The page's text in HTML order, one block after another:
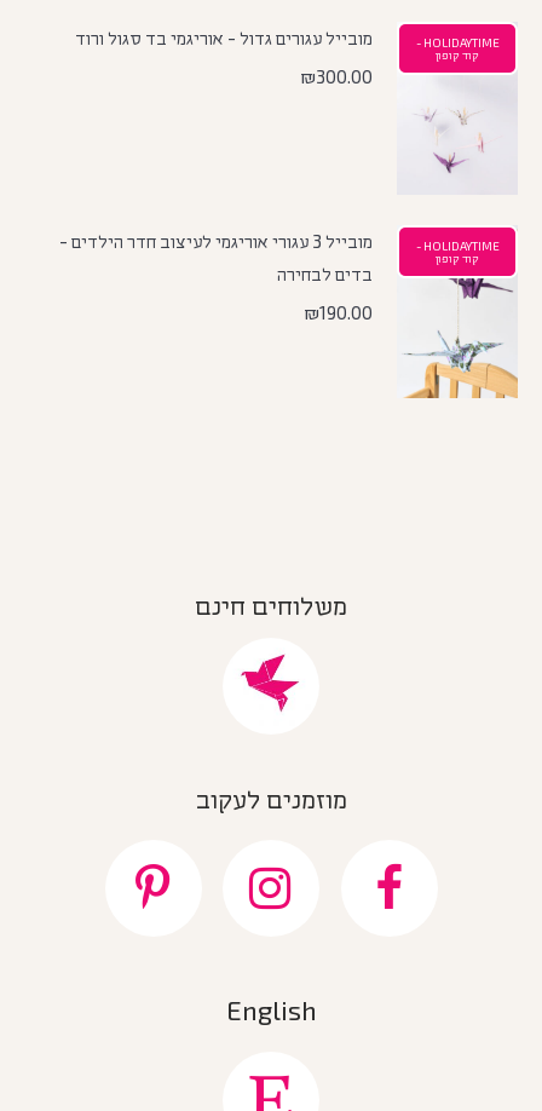
HOLIDAYTIME -
קוד קופון
מובייל עגורים גדול - אוריגמי בד סגול ורוד
₪300.00
HOLIDAYTIME -
קוד קופון
מובייל 3 עגורי אוריגמי לעיצוב חדר הילדים -
בדים לבחירה
₪190.00
משלוחים חינם
מוזמנים לעקוב
English